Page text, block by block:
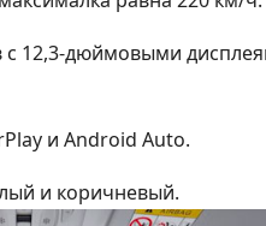
с 12,3-дюймовыми
и Android Auto.
и коричневый.